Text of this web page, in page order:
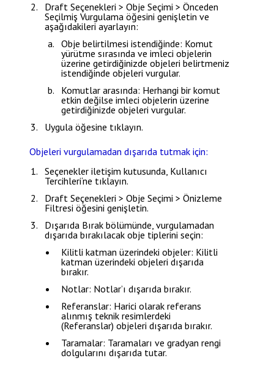
Draft Seçenekleri > Obje Seçimi > Önceden
Seçilmiş Vurgulama öğesini genişletin ve
aşağıdakileri ayarlayın:
Obje belirtilmesi istendiğinde: Komut
yürütme sırasında ve imleci objelerin
üzerine getirdiğinizde objeleri belirtmeniz
istendiğinde objeleri vurgular.
Komutlar arasında: Herhangi bir komut
etkin değilse imleci objelerin üzerine
getirdiğinizde objeleri vurgular.
Uygula öğesine tıklayın.
Objeleri vurgulamadan dışarıda tutmak için:
Seçenekler iletişim kutusunda, Kullanıcı
Tercihleri‘ne tıklayın.
Draft Seçenekleri > Obje Seçimi > Önizleme
Filtresi öğesini genişletin.
Dışarıda Bırak bölümünde, vurgulamadan
dışarıda bırakılacak obje tiplerini seçin:
Kilitli katman üzerindeki objeler: Kilitli
katman üzerindeki objeleri dışarıda
bırakır.
Notlar: Notlar’ı dışarıda bırakır.
Referanslar: Harici olarak referans
alınmış teknik resimlerdeki
(Referanslar) objeleri dışarıda bırakır.
Taramalar: Taramaları ve gradyan rengi
dolgularını dışarıda tutar.